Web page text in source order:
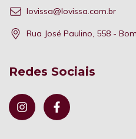
lovissa@lovissa.com.br
Rua José Paulino, 558 -
Redes Sociais